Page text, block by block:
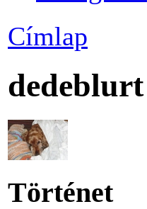
Címlap
dedeblurt
Történet